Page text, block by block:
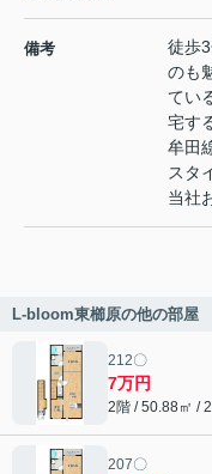
備考
徒歩
のも
てい
宅す
牟田
スタ
当社
L-bloom東櫛原の他の部屋
212〇
7万円
2階 / 50.88㎡ /
207〇